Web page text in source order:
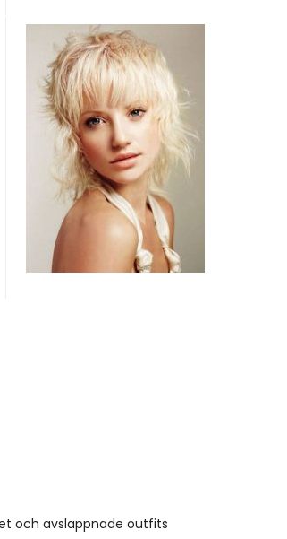
och avslappnade outfits